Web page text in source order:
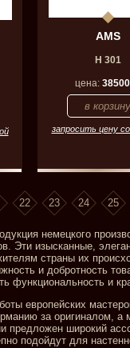
AMS
H 301
цена: 38500
запросить цену
22 23 24 25
немецкого
Эти изысканные,
страны их
и добротность
функциональность и
европейских
за оригиналом, а
предложен широкий
подойдут для